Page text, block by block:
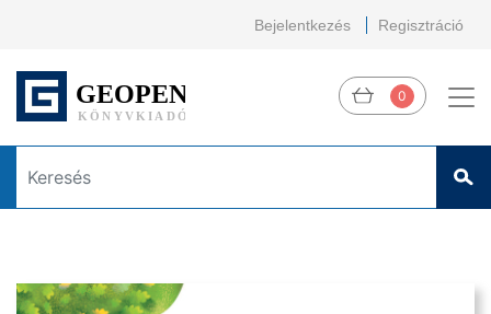
Bejelentkezés Regisztráció
0